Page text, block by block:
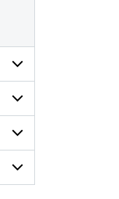
Undersidor
för
Radar
och
satellit
Undersidor
för
Väder
till
havs
Undersidor
för